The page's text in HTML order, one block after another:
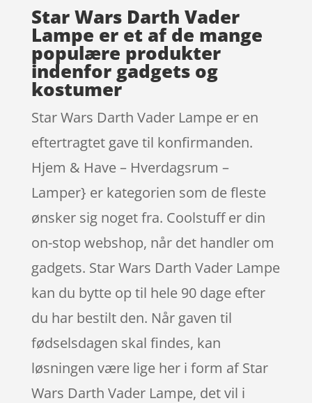
Star Wars Darth Vader
Lampe er et af de mange
populære produkter
indenfor gadgets og
kostumer
Star Wars Darth Vader Lampe er en
eftertragtet gave til konfirmanden.
Hjem & Have – Hverdagsrum –
Lamper} er kategorien som de fleste
ønsker sig noget fra. Coolstuff er din
on-stop webshop, når det handler om
gadgets. Star Wars Darth Vader Lampe
kan du bytte op til hele 90 dage efter
du har bestilt den. Når gaven til
fødselsdagen skal findes, kan
løsningen være lige her i form af Star
Wars Darth Vader Lampe, det vil i